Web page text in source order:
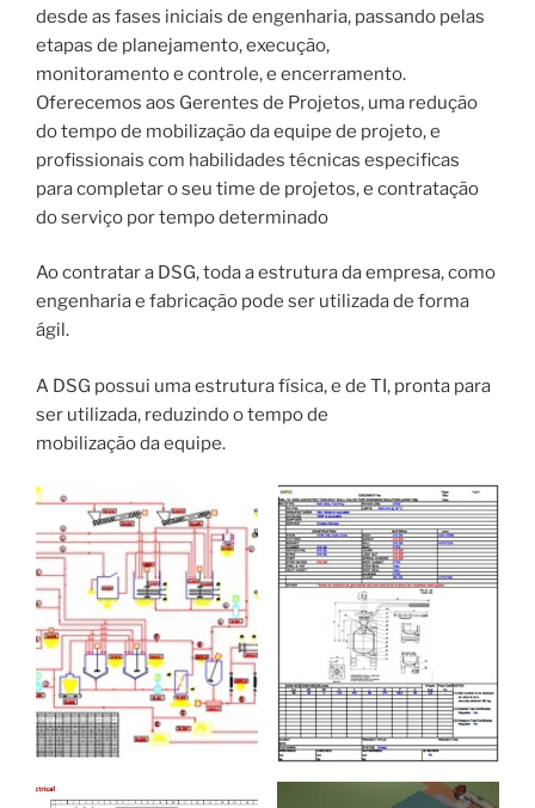
desde as fases iniciais de engenharia, passando pelas
etapas de planejamento, execução,
monitoramento e controle, e encerramento.
Oferecemos aos Gerentes de Projetos, uma redução
do tempo de mobilização da equipe de projeto, e
profissionais com habilidades técnicas especificas
para completar o seu time de projetos, e contratação
do serviço por tempo determinado
Ao contratar a DSG, toda a estrutura da empresa, como
engenharia e fabricação pode ser utilizada de forma
ágil.
A DSG possui uma estrutura física, e de TI, pronta para
ser utilizada, reduzindo o tempo de
mobilização da equipe.